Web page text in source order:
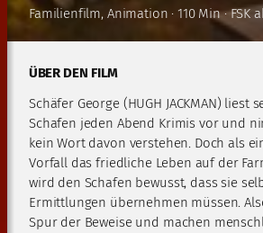
Familienfilm, Animation · 110 Min · FSK
ÜBER DEN FILM
Schäfer George (HUGH JACKMAN) liest
Schafen jeden Abend Krimis vor und
kein Wort davon verstehen. Doch als
Vorfall das friedliche Leben auf der
wird den Schafen bewusst, dass sie
Ermittlungen übernehmen müssen.
Spur der Beweise und machen